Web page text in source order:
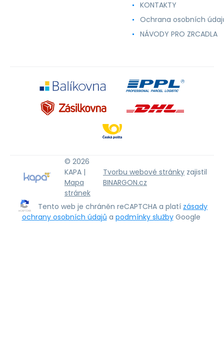
KONTAKTY
Ochrana osobních
NÁVODY PRO ZRCADLA
© 2026
KAPA |
Mapa
stránek
Tvorbu webové stránky zajistil
BINARGON.cz
Tento web je chráněn reCAPTCHA a platí zásady
ochrany osobních údajů a podmínky služby Google